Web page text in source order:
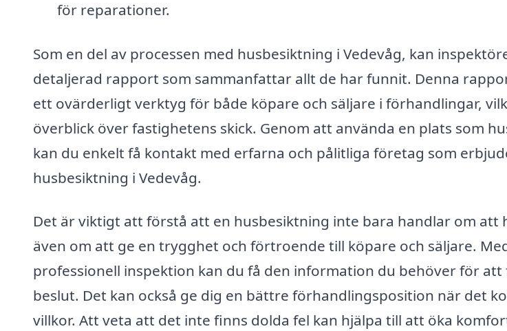
för reparationer.
Som en del av processen med husbesiktning i Vedevåg, kan
detaljerad rapport som sammanfattar allt de har funnit. Denna
ett ovärderligt verktyg för både köpare och säljare i förhandlingar,
överblick över fastighetens skick. Genom att använda en plats som
kan du enkelt få kontakt med erfarna och pålitliga företag som
husbesiktning i Vedevåg.
Det är viktigt att förstå att en husbesiktning inte bara handlar om att
även om att ge en trygghet och förtroende till köpare och säljare.
professionell inspektion kan du få den information du behöver för
beslut. Det kan också ge dig en bättre förhandlingsposition när det
villkor. Att veta att det inte finns dolda fel kan hjälpa till att öka